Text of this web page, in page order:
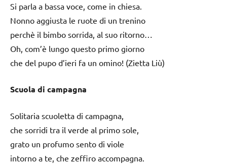
Si parla a bassa voce, come in chiesa.
Nonno aggiusta le ruote di un trenino
perchè il bimbo sorrida, al suo ritorno…
Oh, com’è lungo questo primo giorno
che del pupo d’ieri fa un omino! (Zietta Liù)
Scuola di campagna
Solitaria scuoletta di campagna,
che sorridi tra il verde al primo sole,
grato un profumo sento di viole
intorno a te, che zeffiro accompagna.